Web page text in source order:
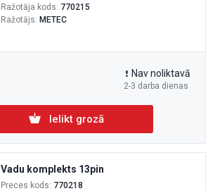
Ražotāja kods: 770215
Ražotājs: METEC
2-3 darba dienas
Nav noliktavā
Ielikt grozā
Vadu komplekts 13pin
Preces kods: 770218